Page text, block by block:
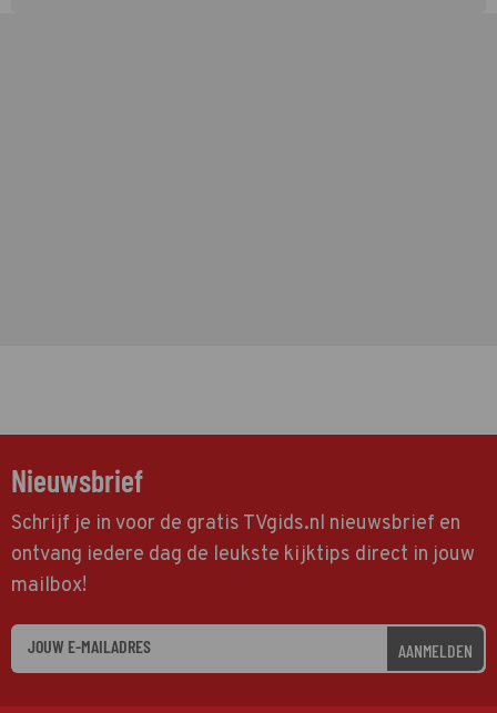
Nieuwsbrief
Schrijf je in voor de gratis TVgids.nl nieuwsbrief en
ontvang iedere dag de leukste kijktips direct in jouw
mailbox!
AANMELDEN